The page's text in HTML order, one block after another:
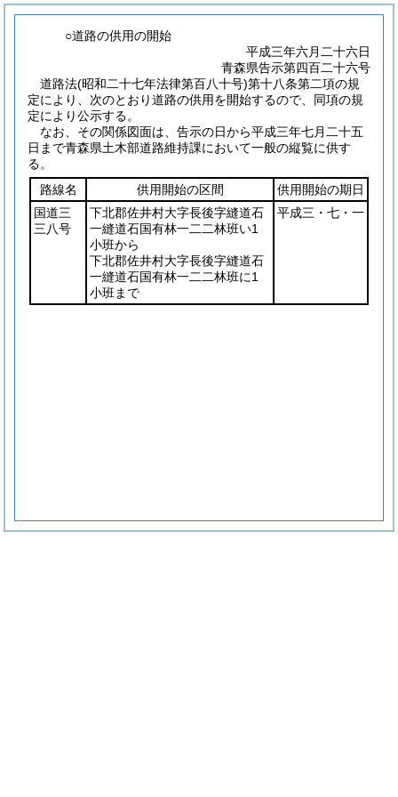
○道路の供用の開始
平成三年六月二十六日
青森県告示第四百二十六号
道路法(昭和二十七年法律第百八十号)第十八条第二項の規
定により、次のとおり道路の供用を開始するので、同項の規
定により公示する。
なお、その関係図面は、告示の日から平成三年七月二十五
日まで青森県土木部道路維持課において一般の縦覧に供す
る。
路線名
供用開始の区間
供用開始の期日
国道三
三八号
下北郡佐井村大字長後字縫道石
一縫道石国有林一二二林班い1
小班から
下北郡佐井村大字長後字縫道石
一縫道石国有林一二二林班に1
小班まで
平成三・七・一